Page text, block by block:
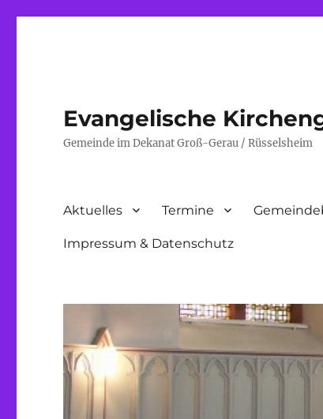
Evangelische
Gemeinde im Dekanat Groß-Gerau / Rüsselsheim
Aktuelles Termine
Impressum & Datenschutz